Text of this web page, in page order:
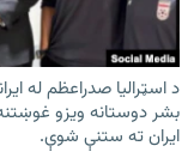
د اسټرالیا صدراعظم له
بشر دوستانه ویزو
ایران ته ستنې شوې.